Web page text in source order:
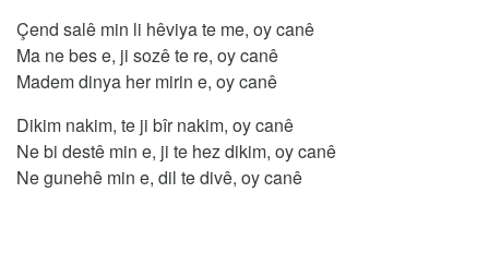
Çend salê min li hêviya te me, oy canê
Ma ne bes e, ji sozê te re, oy canê
Madem dinya her mirin e, oy canê
Dikim nakim, te ji bîr nakim, oy canê
Ne bi destê min e, ji te hez dikim, oy canê
Ne gunehê min e, dil te divê, oy canê